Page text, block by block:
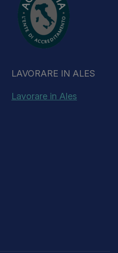
LAVORARE IN ALES
Lavorare in Ales